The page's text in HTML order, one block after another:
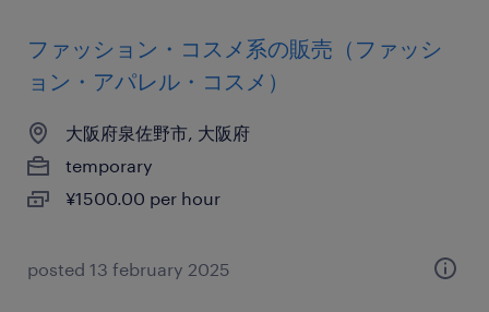
ファッション・コスメ系の販売（ファッシ
ョン・アパレル・コスメ）
大阪府泉佐野市, 大阪府
temporary
¥1500.00 per hour
posted 13 february 2025